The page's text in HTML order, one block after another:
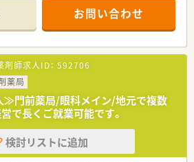
患者様のお薬を一元管理しています。
やお薬の相互作用・重複投与のチェックを行
ドバイスはもちろん、健康イベントや、介護
に密着した企業です。
お問い合わせ
剤師求人ID： 592706
薬局
≫門前薬局/眼科メイン/地元で複数
で長くご就業可能です。
検討リストに追加